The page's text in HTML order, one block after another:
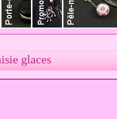
glaces